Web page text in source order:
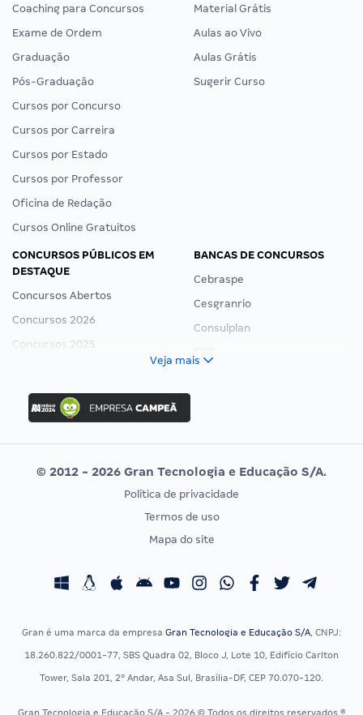
Coaching para Concursos
Exame de Ordem
Graduação
Pós-Graduação
Cursos por Concurso
Cursos por Carreira
Cursos por Estado
Cursos por Professor
Oficina de Redação
Cursos Online Gratuitos
Material Grátis
Aulas ao Vivo
Aulas Grátis
Sugerir Curso
CONCURSOS PÚBLICOS EM
DESTAQUE
Concursos Abertos
Concursos 2026
Concursos 2025
Concurso Ibama
Concurso MPU
Editais publicados
BANCAS DE CONCURSOS
Cebraspe
Cesgranrio
Consulplan
Vunesp
CONCURSOS POR PROFISSÃO
Concursos Fiscais
EXAME DE ORDEM
Calendário OAB
Veja mais
© 2012 - 2026 Gran Tecnologia e Educação S/A.
Política de privacidade
Termos de uso
Mapa do site
Gran é uma marca da empresa Gran Tecnologia e Educação S/A, CNPJ:
18.260.822/0001-77, SBS Quadra 02, Bloco J, Lote 10, Edifício Carlton
Tower, Sala 201, 2º Andar, Asa Sul, Brasília-DF, CEP 70.070-120.
Gran Tecnologia e Educação S/A - 2026 © Todos os direitos reservados ®